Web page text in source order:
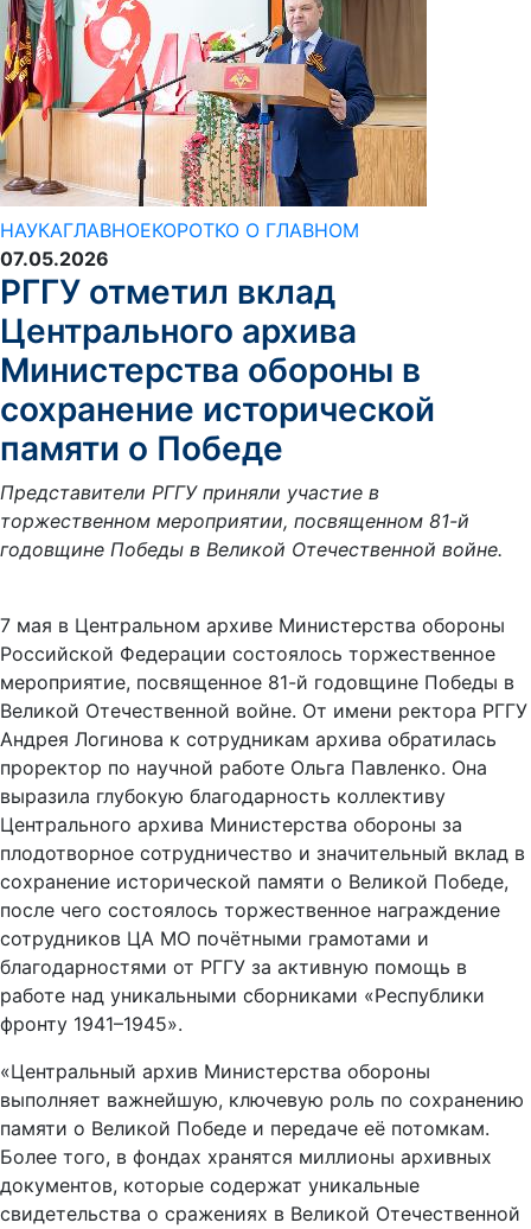
НАУКАГЛАВНОЕКОРОТКО О ГЛАВНОМ
07.05.2026
РГГУ отметил вклад
Центрального архива
Министерства обороны в
сохранение исторической
памяти о Победе
Представители РГГУ приняли участие в
торжественном мероприятии, посвященном 81-й
годовщине Победы в Великой Отечественной войне.
7 мая в Центральном архиве Министерства обороны
Российской Федерации состоялось торжественное
мероприятие, посвященное 81-й годовщине Победы в
Великой Отечественной войне. От имени ректора РГГУ
Андрея Логинова к сотрудникам архива обратилась
проректор по научной работе Ольга Павленко. Она
выразила глубокую благодарность коллективу
Центрального архива Министерства обороны за
плодотворное сотрудничество и значительный вклад в
сохранение исторической памяти о Великой Победе,
после чего состоялось торжественное награждение
сотрудников ЦА МО почётными грамотами и
благодарностями от РГГУ за активную помощь в
работе над уникальными сборниками «Республики
фронту 1941–1945».
«Центральный архив Министерства обороны
выполняет важнейшую, ключевую роль по сохранению
памяти о Великой Победе и передаче её потомкам.
Более того, в фондах хранятся миллионы архивных
документов, которые содержат уникальные
свидетельства о сражениях в Великой Отечественной